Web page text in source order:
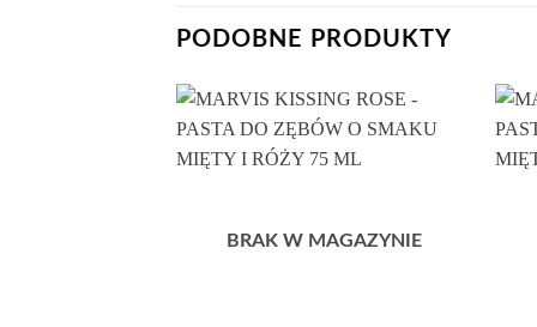
PODOBNE PRODUKTY
BRAK W MAGAZYNIE